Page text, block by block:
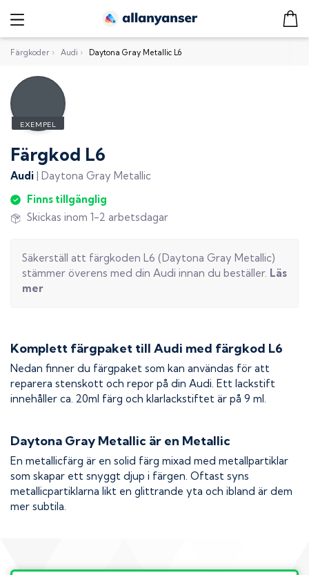
Färgkoder › Audi › Daytona Gray Metallic L6
Färgkod L6
Audi | Daytona Gray Metallic
Finns tillgänglig
Skickas inom 1-2 arbetsdagar
Säkerställ att färgkoden L6 (Daytona Gray Metallic)
stämmer överens med din Audi innan du beställer. Läs
mer
Komplett färgpaket till Audi med färgkod L6
Nedan finner du färgpaket som kan användas för att
reparera stenskott och repor på din Audi. Ett lackstift
innehåller ca. 20ml färg och klarlackstiftet är på 9 ml.
Daytona Gray Metallic är en Metallic
En metallicfärg är en solid färg mixad med metallpartiklar
som skapar ett snyggt djup i färgen. Oftast syns
metallicpartiklarna likt en glittrande yta och ibland är dem
mer subtila.